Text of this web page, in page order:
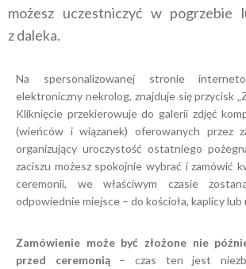
możesz uczestniczyć w pogrzebie
zdaleka.
Na spersonalizowanej stronie
elektroniczny nekrolog, znajduje się przycisk
Kliknięcie przekierowuje do galerii zdjęć
(wieńców i wiązanek) oferowanych przez
organizujący uroczystość ostatniego
zaciszu możesz spokojnie wybrać i zamówić
ceremonii, we właściwym czasie
odpowiednie miejsce – do kościoła, kaplicy lub
Zamówienie może być złożone nie
przed ceremonią– czas ten jest